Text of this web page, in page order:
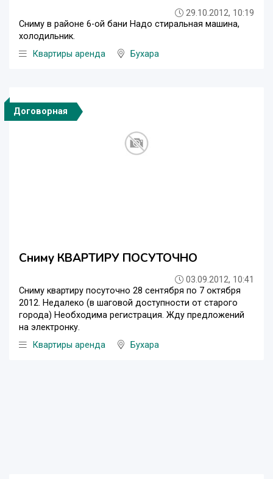
29.10.2012, 10:19
Сниму в районе 6-ой бани Надо стиральная машина,
холодильник.
Квартиры аренда
Бухара
Договорная
Сниму КВАРТИРУ ПОСУТОЧНО
03.09.2012, 10:41
Сниму квартиру посуточно 28 сентября по 7 октября
2012. Недалеко (в шаговой доступности от старого
города) Необходима регистрация. Жду предложений
на электронку.
Квартиры аренда
Бухара